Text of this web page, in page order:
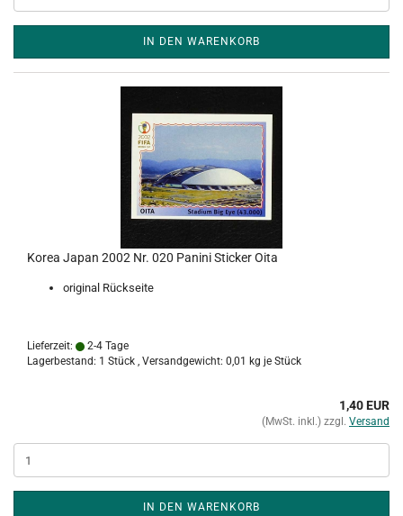
IN DEN WARENKORB
Korea Japan 2002 Nr. 020 Panini Sticker Oita
original Rückseite
Lieferzeit:
2-4 Tage
Lagerbestand: 1 Stück , Versandgewicht: 0,01 kg je Stück
1,40 EUR
(MwSt. inkl.) zzgl. Versand
IN DEN WARENKORB